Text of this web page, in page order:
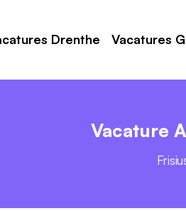
Drenthe Vacatures
Vacature